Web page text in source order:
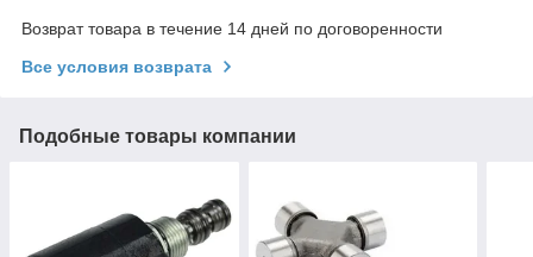
Возврат товара в течение 14 дней по договоренности
Все условия возврата
Подобные товары компании